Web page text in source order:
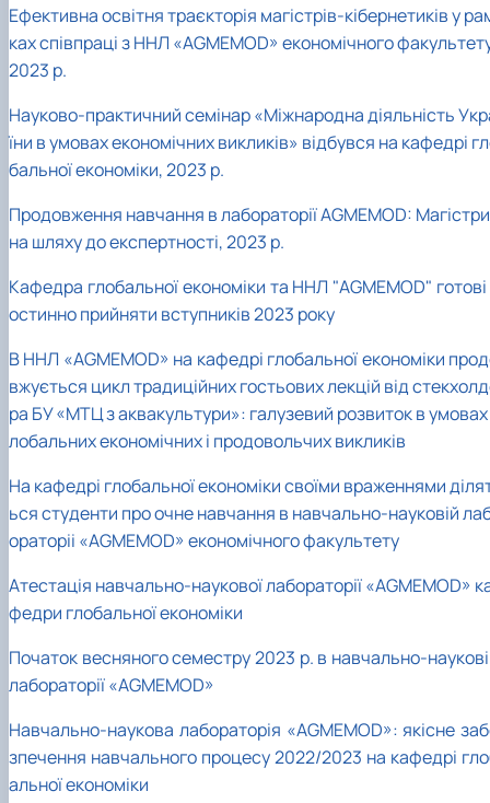
Ефективна освітня траєкторія магістрів-кібернетиків у
ках співпраці з ННЛ «AGMEMOD» економічного
2023 р.
Науково-практичний семінар «Міжнародна діяльність
їни в умовах економічних викликів» відбувся на кафедрі
бальної економіки, 2023 р.
Продовження навчання в лабораторії AGMEMOD: Магістри
на шляху до експертності, 2023 р.
Кафедра глобальної економіки та ННЛ "AGMEMOD" готові
остинно прийняти вступників 2023 року
В ННЛ «AGMEMOD» на кафедрі глобальної економіки
вжується цикл традиційних гостьових лекцій від
ра БУ «МТЦ з аквакультури»: галузевий розвиток в умовах
лобальних економічних і продовольчих викликів
На кафедрі глобальної економіки своїми враженнями
ься студенти про очне навчання в навчально-науковій
ораторіі «AGMEMOD» економічного факультету
Атестація навчально-наукової лабораторії «AGMEMOD»
федри глобальної економіки
Початок весняного семестру 2023 р. в навчально-
лабораторії «AGMEMOD»
Навчально-наукова лабораторія «AGMEMOD»: якісне
зпечення навчального процесу 2022/2023 на кафедрі
альної економіки